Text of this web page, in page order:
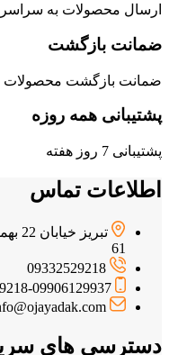
ارسال محصولات به
ضمانت بازگشت
ضمانت بازگشت محصولات
پشتیبانی همه روزه
پشتیبانی 7 روز هفته
اطلاعات تماس
61
09332529218
09906129937
دسترسی های